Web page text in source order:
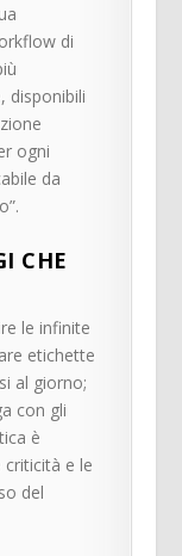
di
disponibili
ogni
da
CHE
le infinite
etichette
al giorno;
con gli
è
e le
del